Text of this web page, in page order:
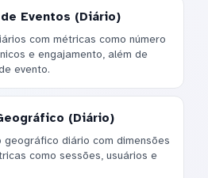
Eventos (Diário)
com métricas como número
e engajamento, além de
evento.
(Diário)
geográfico diário com dimensões
como sessões, usuários e